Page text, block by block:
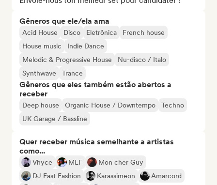
Gêneros que ele/ela ama
Acid House Disco Eletrônica
French house
House music
Indie Dance
Melodic & Progressive House
Nu-disco / Italo
Synthwave
Trance
Gêneros que eles também estão abertos a
receber
Deep house Organic House / Downtempo
Techno
UK Garage / Bassline
Quer receber música semelhante a artistas
como...
Vhyce MLF
Mon cher Guy
DJ Fast Fashion
Karassimeon
Amarcord